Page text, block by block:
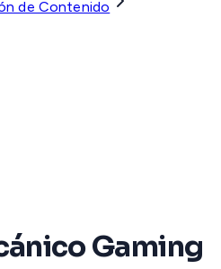
de Contenido
Gaming